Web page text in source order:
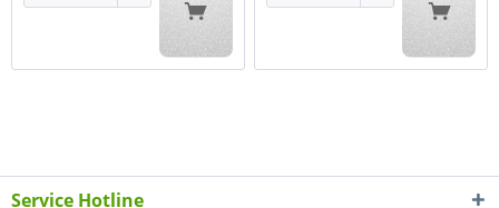
Service Hotline